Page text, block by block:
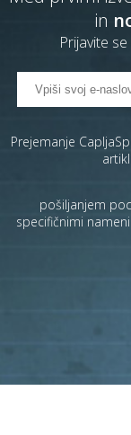
in
Prijavite
Prejemanje
pošiljanjem
specifičnimi